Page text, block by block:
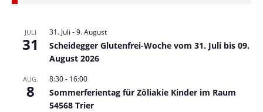
JULI
31
31. Juli -9. August
Scheidegger Glutenfrei-Woche vom 31. Juli bis 09.
August 2026
AUG.
8
8:30- 16:00
Sommerferientag für Zöliakie Kinder im Raum
54568 Trier